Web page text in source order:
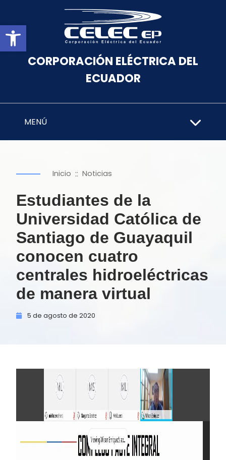
Abrir barra de herramientas
CORPORACIÓN ELÉCTRICA DEL
ECUADOR
MENÚ
Inicio :: Noticias
Estudiantes de la
Universidad Católica de
Santiago de Guayaquil
conocen cuatro
centrales hidroeléctricas
de manera virtual
5 de agosto de 2020